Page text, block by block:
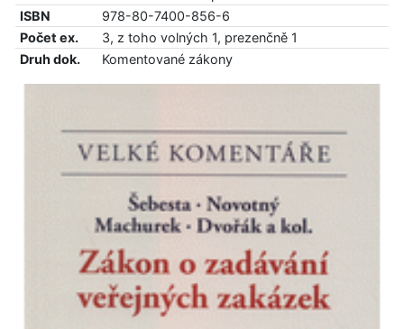
ISBN
978-80-7400-856-6
Počet ex.
3, z toho volných 1, prezenčně 1
Druh dok.
Komentované zákony